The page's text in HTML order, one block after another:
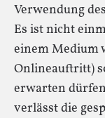
Verwendung
Es ist nicht
einem Medium
Onlineauftritt)
erwarten
verlässt die